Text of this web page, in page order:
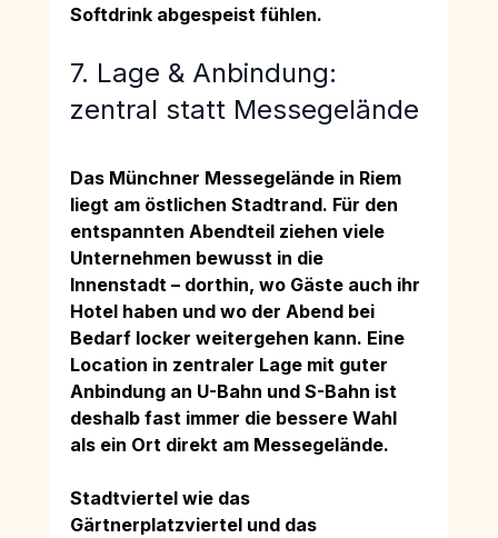
Softdrink abgespeist fühlen.
7. Lage & Anbindung:
zentral statt Messegelände
Das Münchner Messegelände in Riem
liegt am östlichen Stadtrand. Für den
entspannten Abendteil ziehen viele
Unternehmen bewusst in die
Innenstadt – dorthin, wo Gäste auch ihr
Hotel haben und wo der Abend bei
Bedarf locker weitergehen kann. Eine
Location in zentraler Lage mit guter
Anbindung an U-Bahn und S-Bahn ist
deshalb fast immer die bessere Wahl
als ein Ort direkt am Messegelände.
Stadtviertel wie das
Gärtnerplatzviertel und das